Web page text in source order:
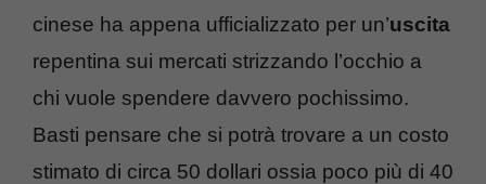
cinese ha appena ufficializzato per un’uscita
repentina sui mercati strizzando l’occhio a
chi vuole spendere davvero pochissimo.
Basti pensare che si potrà trovare a un costo
stimato di circa 50 dollari ossia poco più di 40